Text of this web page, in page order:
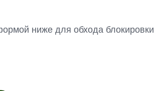
ниже для обхода блокировки